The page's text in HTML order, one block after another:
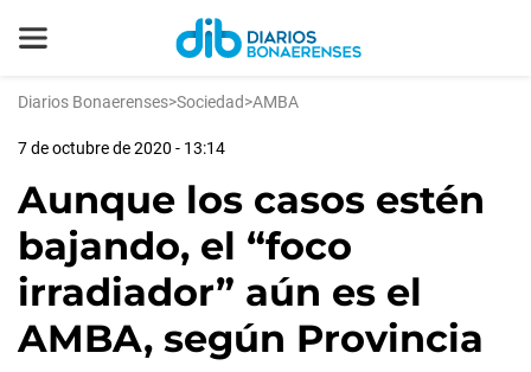
Diarios Bonaerenses>Sociedad>AMBA
7 de octubre de 2020 - 13:14
Aunque los casos estén
bajando, el “foco
irradiador” aún es el
AMBA, según Provincia